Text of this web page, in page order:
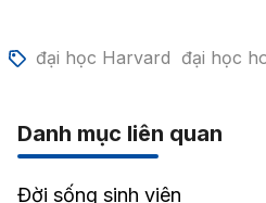
đại học Harvard đại học
Danh mục liên quan
Đời sống sinh viên